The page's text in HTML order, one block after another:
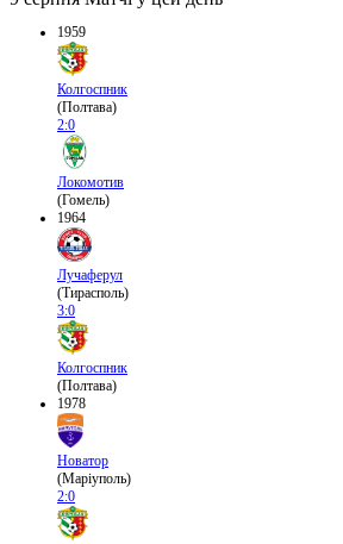
1959
Колгоспник
(Полтава)
2:0
Локомотив
(Гомель)
1964
Лучаферул
(Тирасполь)
3:0
Колгоспник
(Полтава)
1978
Новатор
(Маріуполь)
2:0